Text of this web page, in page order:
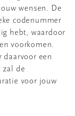
wensen. De
codenummer
hebt, waardoor
voorkomen.
daarvoor een
zal de
voor jouw